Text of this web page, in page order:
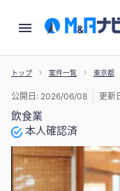
トップ 案件一覧 東京都
飲食業
本人確認済
公開日: 2026/06/08 更新